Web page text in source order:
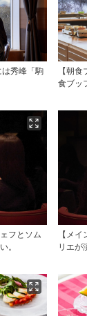
は秀峰「駒
【朝
食ブッ
フとソム
。
【メ
リエが